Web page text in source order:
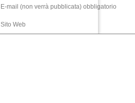
E-mail (non verrà pubblicata) obbligatorio
Sito Web